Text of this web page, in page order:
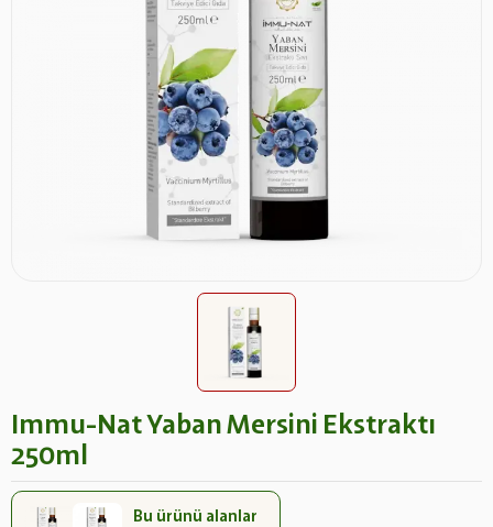
Immu-Nat Yaban Mersini Ekstraktı
250ml
Bu ürünü alanlar